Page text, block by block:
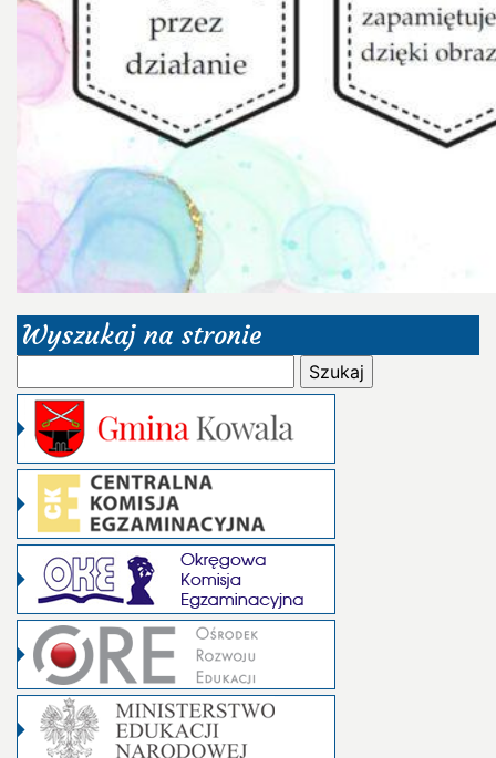
Wyszukaj na stronie